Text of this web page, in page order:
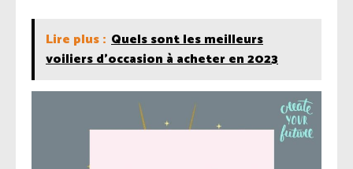
Lire plus : Quels sont les meilleurs
voiliers d'occasion à acheter en 2023